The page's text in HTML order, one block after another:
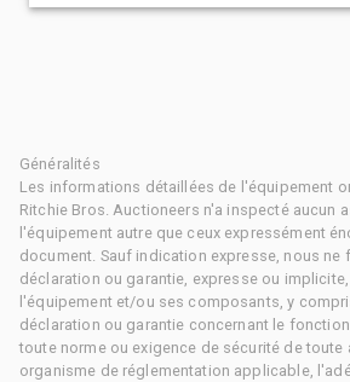
Généralités
Les informations détaillées de l'équipement
Ritchie Bros. Auctioneers n'a inspecté aucun
l'équipement autre que ceux expressément
document. Sauf indication expresse, nous ne
déclaration ou garantie, expresse ou
l'équipement et/ou ses composants, y
déclaration ou garantie concernant le
toute norme ou exigence de sécurité de toute
organisme de réglementation applicable,